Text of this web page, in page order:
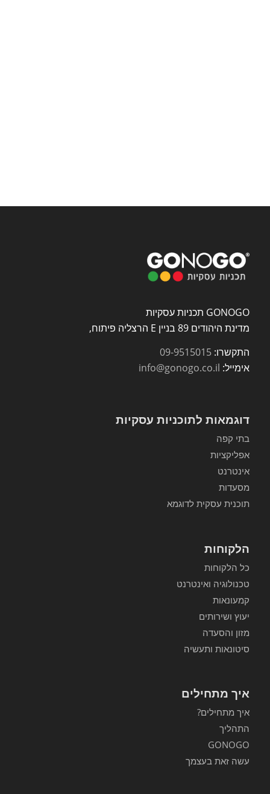
GONOGO תכניות עסקיות
מדינת היהודים 89 בניין E הרצליה פיתוח,
התקשרו: 09-9515015
אימייל: info@gonogo.co.il
דוגמאות לתוכניות עסקיות
בתי קפה
אפליקציות
אינטרנט
מסעדות
תוכנית עסקית לדוגמא
הלקוחות
כל הלקוחות
טכנולוגיה ואינטרנט
קמעונאות
יעוץ ושירותים
מזון והסעדה
סיטונאות ותעשיה
איך מתחילים
איך מתחילים?
התהליך
GONOGO
עשה זאת בעצמך